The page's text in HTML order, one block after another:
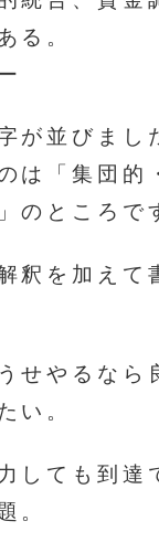
る。
が並びまし
は「集団的
のところで
釈を加えて
せやるなら
い。
しても到達
。